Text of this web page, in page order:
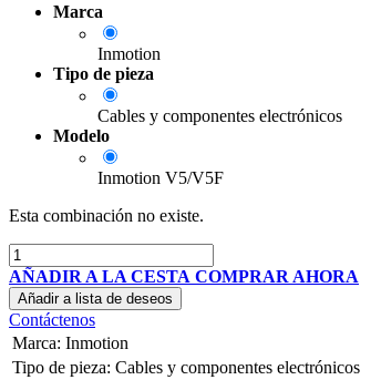
Marca
Inmotion
Tipo de pieza
Cables y componentes electrónicos
Modelo
Inmotion V5/V5F
Esta combinación no existe.
AÑADIR A LA CESTA COMPRAR AHORA
Añadir a lista de deseos
Contáctenos
Marca: Inmotion
Tipo de pieza: Cables y componentes electrónicos